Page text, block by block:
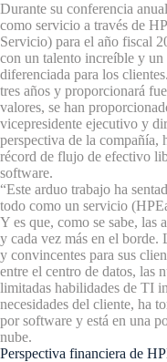
Durante su conferencia
como servicio a través de
Servicio) para el año fiscal
con un talento increíble y
diferenciada para los clientes.
tres años y proporcionará
valores, se han
vicepresidente ejecutivo y
perspectiva de la compañía,
récord de flujo de efectivo
software.
“Este arduo trabajo ha
todo como un servicio
Y es que, como se sabe, las
y cada vez más en el borde.
y convincentes para sus
entre el centro de datos, las
limitadas habilidades de TI
necesidades del cliente, ha
por software y está en una
nube.
Perspectiva financiera de